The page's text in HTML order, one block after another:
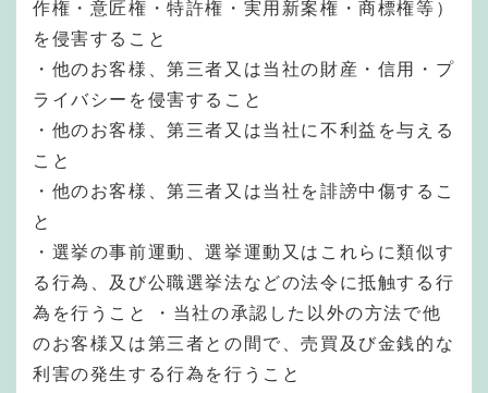
作権・意匠権・特許権・実用新案権・商標権等）
を侵害すること
・他のお客様、第三者又は当社の財産・信用・プ
ライバシーを侵害すること
・他のお客様、第三者又は当社に不利益を与える
こと
・他のお客様、第三者又は当社を誹謗中傷するこ
と
・選挙の事前運動、選挙運動又はこれらに類似す
る行為、及び公職選挙法などの法令に抵触する行
為を行うこと ・当社の承認した以外の方法で他
のお客様又は第三者との間で、売買及び金銭的な
利害の発生する行為を行うこと